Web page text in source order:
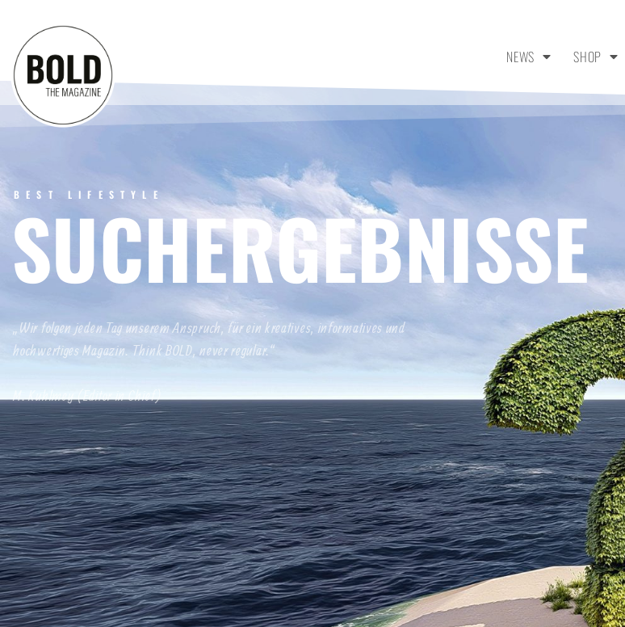
NEWS SHOP
BEST LIFESTYLE
SUCHERGEBNISSE
„Wir folgen jeden Tag unserem Anspruch, für ein kreatives, informatives und
hochwertiges Magazin. Think BOLD, never regular.“
M. Kuhlmey (Editor in Chief)